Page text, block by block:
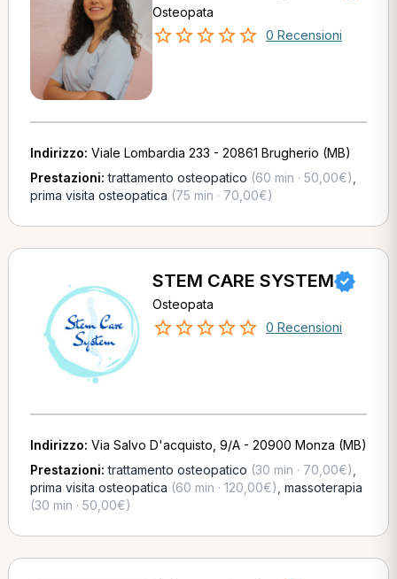
Osteopata
0 Recensioni
Indirizzo: Viale Lombardia 233 - 20861 Brugherio (MB)
Prestazioni:trattamento osteopatico (60 min · 50,00€)
prima visita osteopatica (75 min · 70,00€)
STEM CARE SYSTEM
Osteopata
0 Recensioni
Indirizzo: Via Salvo D'acquisto, 9/A - 20900 Monza (MB)
Prestazioni:trattamento osteopatico (30 min · 70,00€)
prima visita osteopatica (60 min · 120,00€) massoterapia
(30 min · 50,00€)